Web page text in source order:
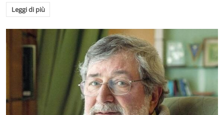
Leggi di più